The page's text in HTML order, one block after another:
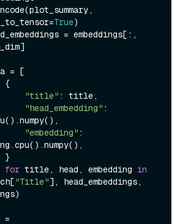
True)
"title" : title,
"head_embedding" :
"embedding" :
for title, head, embedding in
"Title"], head_embeddings,